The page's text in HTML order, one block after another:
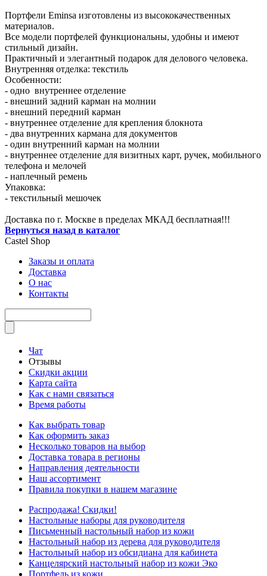
Портфели Eminsa изготовлены из высококачественных
материалов.
Все модели портфелей функциональны, удобны и имеют
стильный дизайн.
Практичный и элегантный подарок для делового человека.
Внутренняя отделка: текстиль
Особенности:
- одно внутреннее отделение
- внешний задний карман на молнии
- внешний передний карман
- внутреннее отделение для крепления блокнота
- два внутренних кармана для документов
- один внутренний карман на молнии
- внутреннее отделение для визитных карт, ручек, мобильного
телефона и мелочей
- наплечный ремень
Упаковка:
- текстильный мешочек
Доставка по г. Москве в пределах МКАД бесплатная!!!
Вернуться назад в каталог
Castel Shop
Заказы и оплата
Доставка
О нас
Контакты
Чат
Отзывы
Скидки акции
Карта сайта
Как с нами связаться
Время работы
Как выбрать товар
Как оформить заказ
Несколько товаров на выбор
Доставка товара в регионы
Направления деятельности
Наш ассортимент
Правила покупки в нашем магазине
Распродажа! Скидки!
Настольные наборы для руководителя
Письменный настольный набор из кожи
Настольный набор из дерева для руководителя
Настольный набор из обсидиана для кабинета
Канцелярский настольный набор из кожи Эко